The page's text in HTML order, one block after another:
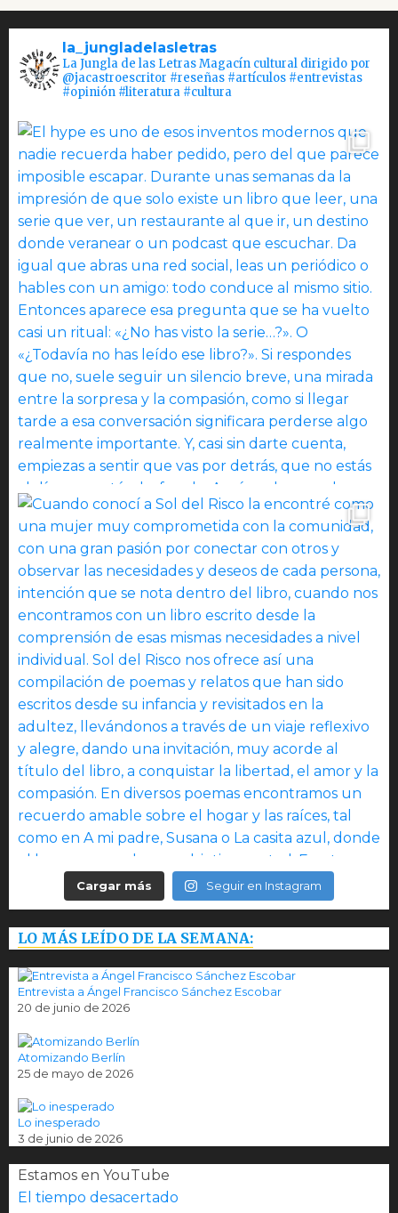
la_jungladelasletras
La Jungla de las Letras Magacín cultural dirigido por
@jacastroescritor #reseñas #artículos #entrevistas
#opinión #literatura #cultura
Cargar más Seguir en Instagram
LO MÁS LEÍDO DE LA SEMANA:
Entrevista a Ángel Francisco Sánchez Escobar
20 de junio de 2026
Atomizando Berlín
25 de mayo de 2026
Lo inesperado
3 de junio de 2026
Estamos en YouTube
El tiempo desacertado